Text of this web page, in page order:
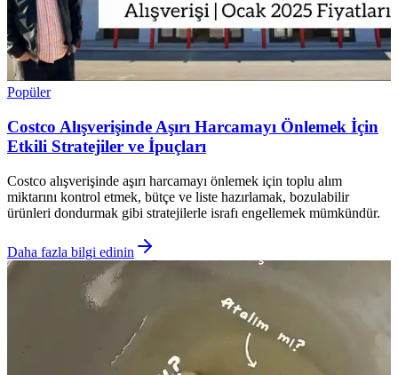
Popüler
Costco Alışverişinde Aşırı Harcamayı Önlemek İçin
Etkili Stratejiler ve İpuçları
Costco alışverişinde aşırı harcamayı önlemek için toplu alım
miktarını kontrol etmek, bütçe ve liste hazırlamak, bozulabilir
ürünleri dondurmak gibi stratejilerle israfı engellemek mümkündür.
Daha fazla bilgi edinin